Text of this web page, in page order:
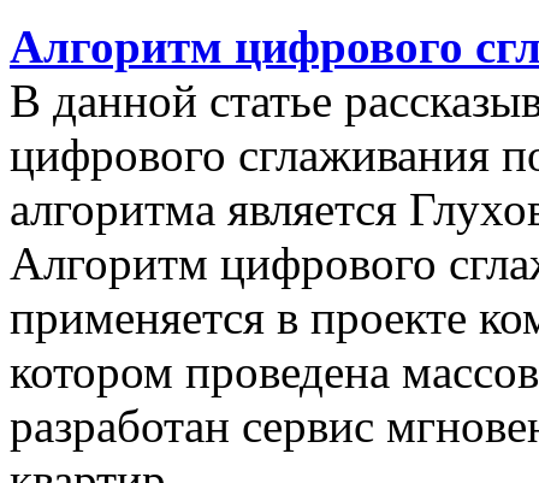
Алгоритм цифрового
В данной статье
цифрового сглаживания
алгоритма является
Алгоритм цифрового
применяется в проекте
котором проведена
разработан сервис